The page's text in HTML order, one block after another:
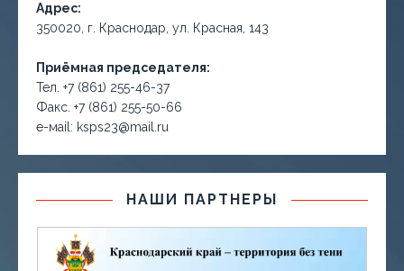
Адрес:
350020, г. Краснодар, ул. Красная, 143
Приёмная председателя:
Тел. +7 (861) 255-46-37
Факс. +7 (861) 255-50-66
е-маil: ksps23@mail.ru
НАШИ ПАРТНЕРЫ